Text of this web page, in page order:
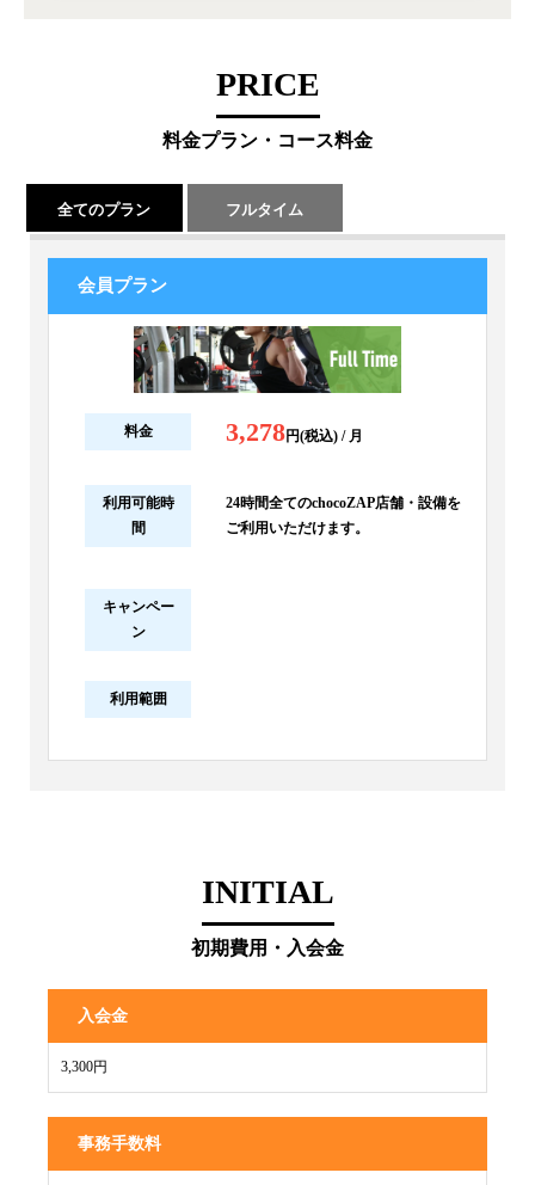
PRICE
料金プラン・コース料金
全てのプラン フルタイム
会員プラン
料金 3,278円(税込) / 月
利用可能時
間
24時間全てのchocoZAP店舗・設備を
ご利用いただけます。
キャンペー
ン
利用範囲
INITIAL
初期費用・入会金
入会金
3,300円
事務手数料